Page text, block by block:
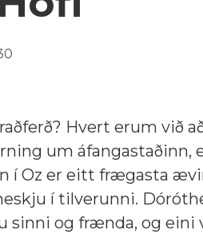
Hvert erum við
um áfangastaðinn,
í Oz er eitt frægasta
í tilverunni.
sinni og frænda, og eini